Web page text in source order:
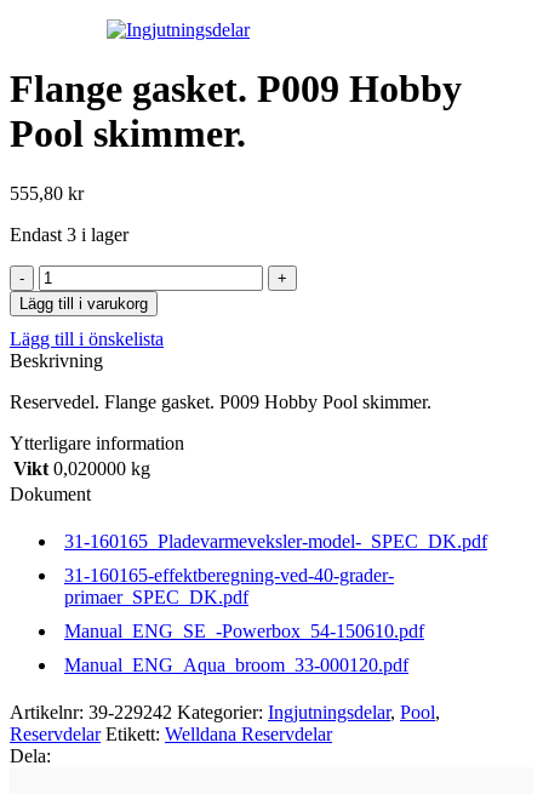
Flange gasket. P009 Hobby
Pool skimmer.
555,80 kr
Endast 3 i lager
Flange
gasket.
P009
Hobby
Pool
mängd
Lägg till i varukorg
Lägg till i önskelista
Beskrivning
Reservedel. Flange gasket. P009 Hobby Pool skimmer.
Ytterligare information
Vikt 0,020000 kg
Dokument
31-160165_Pladevarmeveksler-model-_SPEC_DK.pdf
31-160165-effektberegning-ved-40-grader-
primaer_SPEC_DK.pdf
Manual_ENG_SE_-Powerbox_54-150610.pdf
Manual_ENG_Aqua_broom_33-000120.pdf
Artikelnr: 39-229242 Kategorier: Ingjutningsdelar, Pool,
Reservdelar Etikett: Welldana Reservdelar
Dela: